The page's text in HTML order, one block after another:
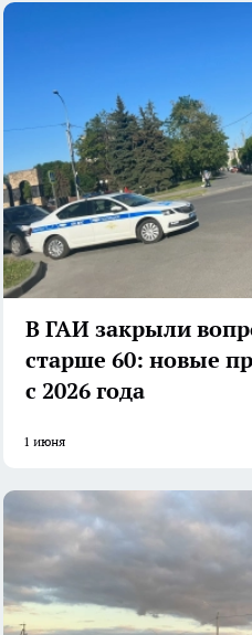
В ГАИ закрыли
старше 60: новые
с 2026 года
1 июня